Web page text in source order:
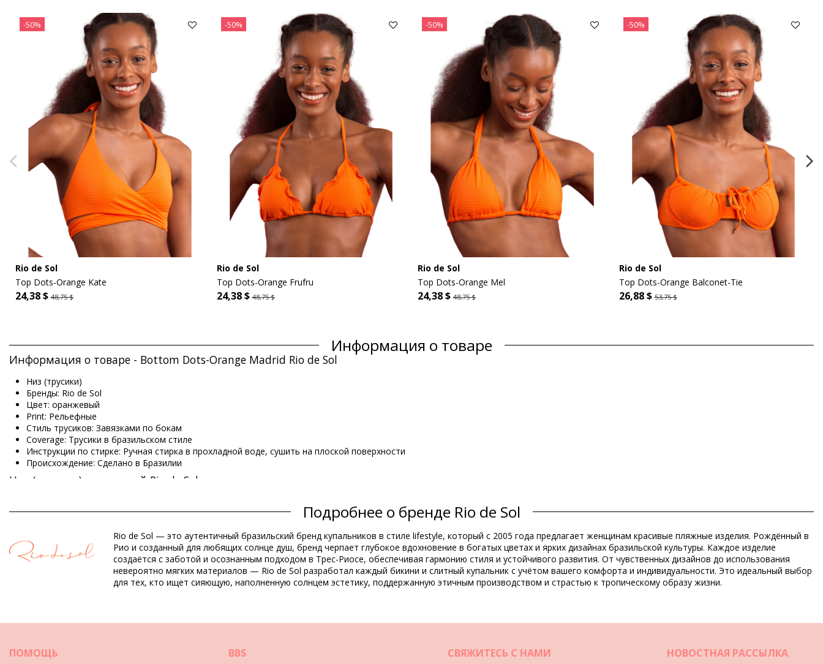
-50%
Rio de Sol
Top Dots-Orange Kate
24,38 $ 48,75 $
-50%
Rio de Sol
Top Dots-Orange Frufru
24,38 $48,75 $
-50%
Rio de Sol
Top Dots-Orange Mel
24,38 $ 48,75 $
-50%
Rio de Sol
Top Dots-Orange Balconet-Tie
26,88 $53,75 $
Информация о товаре
Информация о товаре - Bottom Dots-Orange Madrid Rio de Sol
Низ (трусики)
Бренды: Rio de Sol
Цвет: оранжевый
Print: Рельефные
Стиль трусиков: Завязками по бокам
Coverage: Трусики в бразильском стиле
Инструкции по стирке: Ручная стирка в прохладной воде, сушить на плоской поверхности
Происхождение: Сделано в Бразилии
Низ (трусики) оранжевый Rio de Sol
Состав: 84% Polyamide, 16% Elastane - OEKO-TEX - Chlorine Resistant
Подкладка: 84% Polyamide, 16% Elastane - Oeko-Tex
УФ-защита: UPF 50+
Информация о товаре
Отдел: ЖЕНЩИНЫ, Низ (трусики)
Упаковка включает: 1 x Низ (трусики) (Другие аксессуары не включены)
EAN: XS (7899810246165), S (7899810246172), M (7899810246189), L (7899810246196), XL (7899810246202)
Принт не точный и может отличаться в зависимости от кроя
Ретушированные фотографии
Подробнее о бренде Rio de Sol
Rio de Sol — это аутентичный бразильский бренд купальников в стиле lifestyle, который с 2005 года предлагает женщинам красивые пляжные изделия. Рождённый в
Рио и созданный для любящих солнце душ, бренд черпает глубокое вдохновение в богатых цветах и ярких дизайнах бразильской культуры. Каждое изделие
создаётся с заботой и осознанным подходом в Трес-Риосе, обеспечивая гармонию стиля и устойчивого развития. От чувственных дизайнов до использования
невероятно мягких материалов — Rio de Sol разработал каждый бикини и слитный купальник с учётом вашего комфорта и индивидуальности. Это идеальный выбор
для тех, кто ищет сияющую, наполненную солнцем эстетику, поддержанную этичным производством и страстью к тропическому образу жизни.
ПОМОЩЬ BBS СВЯЖИТЕСЬ С НАМИ НОВОСТНАЯ РАССЫЛКА